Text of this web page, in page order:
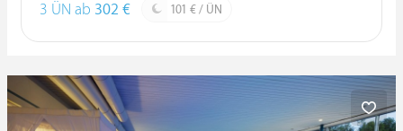
3 ÜN ab 302 € 101 € / ÜN